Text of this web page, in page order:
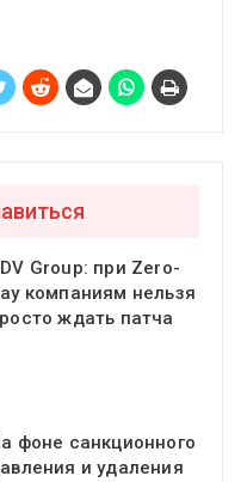
Group: при Zero-
компаниям нельзя
ждать патча
фоне санкционного
и удаления